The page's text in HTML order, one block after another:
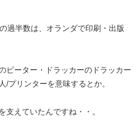
過半数は、オランダで印刷・出版
ピーター・ドラッカーのドラッカー
/プリンターを意味するとか。
支えていたんですね・・。